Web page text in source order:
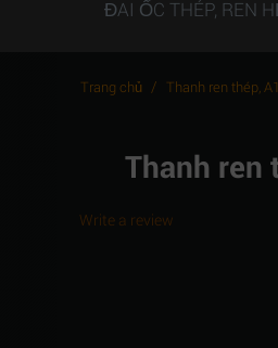
ĐAI ỐC THÉP, REN
Trang chủ / Thanh ren thép,
Thanh ren
Write a review